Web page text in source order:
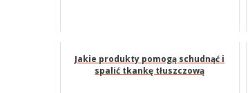
Jakie produkty pomogą schudnąć i
spalić tkankę tłuszczową